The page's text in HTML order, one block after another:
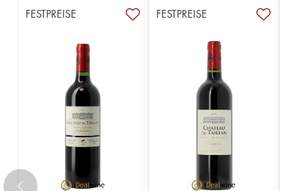
FESTPREISE
FESTPREISE